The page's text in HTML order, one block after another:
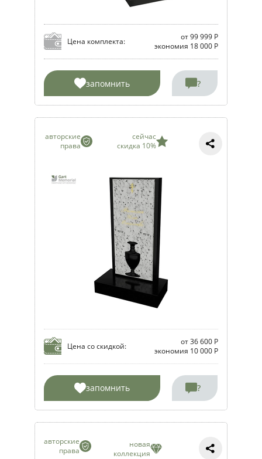
Цена комплекта:
от 99 999 Р
экономия 18 000 Р
запомнить ?
авторские
права
сейчас
скидка 10%
Цена со скидкой:
от 36 600 Р
экономия 10 000 Р
запомнить ?
авторские
права
новая
коллекция